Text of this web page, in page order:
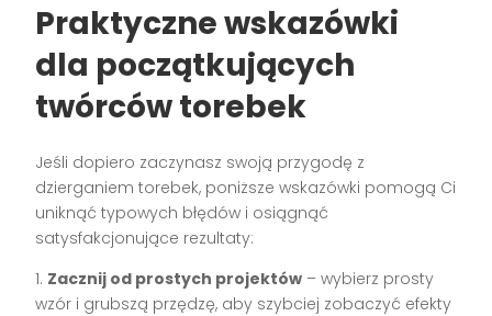
Praktyczne wskazówki
dla początkujących
twórców torebek
Jeśli dopiero zaczynasz swoją przygodę z
dzierganiem torebek, poniższe wskazówki pomogą Ci
uniknąć typowych błędów i osiągnąć
satysfakcjonujące rezultaty:
1. Zacznij od prostych projektów – wybierz prosty
wzór i grubszą przędzę, aby szybciej zobaczyć efekty